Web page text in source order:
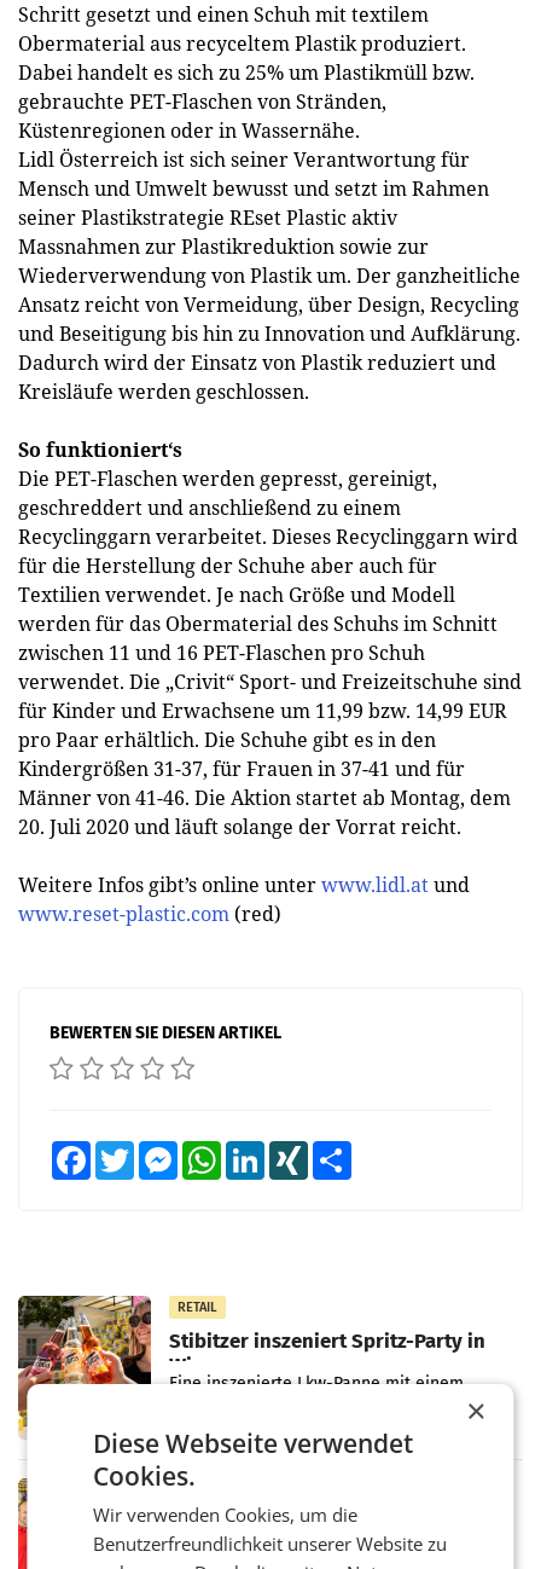
Schritt gesetzt und einen Schuh mit textilem
Obermaterial aus recyceltem Plastik produziert.
Dabei handelt es sich zu 25% um Plastikmüll bzw.
gebrauchte PET-Flaschen von Stränden,
Küstenregionen oder in Wassernähe.
Lidl Österreich ist sich seiner Verantwortung für
Mensch und Umwelt bewusst und setzt im Rahmen
seiner Plastikstrategie REset Plastic aktiv
Massnahmen zur Plastikreduktion sowie zur
Wiederverwendung von Plastik um. Der ganzheitliche
Ansatz reicht von Vermeidung, über Design, Recycling
und Beseitigung bis hin zu Innovation und Aufklärung.
Dadurch wird der Einsatz von Plastik reduziert und
Kreisläufe werden geschlossen.
So funktioniert‘s
Die PET-Flaschen werden gepresst, gereinigt,
geschreddert und anschließend zu einem
Recyclinggarn verarbeitet. Dieses Recyclinggarn wird
für die Herstellung der Schuhe aber auch für
Textilien verwendet. Je nach Größe und Modell
werden für das Obermaterial des Schuhs im Schnitt
zwischen 11 und 16 PET-Flaschen pro Schuh
verwendet. Die „Crivit“ Sport- und Freizeitschuhe sind
für Kinder und Erwachsene um 11,99 bzw. 14,99 EUR
pro Paar erhältlich. Die Schuhe gibt es in den
Kindergrößen 31-37, für Frauen in 37-41 und für
Männer von 41-46. Die Aktion startet ab Montag, dem
20. Juli 2020 und läuft solange der Vorrat reicht.
Weitere Infos gibt’s online unterwww.lidl.atund
www.reset-plastic.com (red)
BEWERTEN SIE DIESEN ARTIKEL
FacebookTwitter MessengerWhatsAppLinkedInXING
RETAIL
Stibitzer inszeniert Spritz-Party in
Wien
Eine inszenierte Lkw-Panne mit einem
Lieferwagen und hunderten herausfallenden
Passanten wurden gebeten, beim Aufräumen
zu helfen, und erhielten
RETAIL
Billa eröffnet neuen Markt am
Küniglberg
×
Diese Webseite verwendet
Cookies.
Wir verwenden Cookies, um die
Benutzerfreundlichkeit unserer Website zu